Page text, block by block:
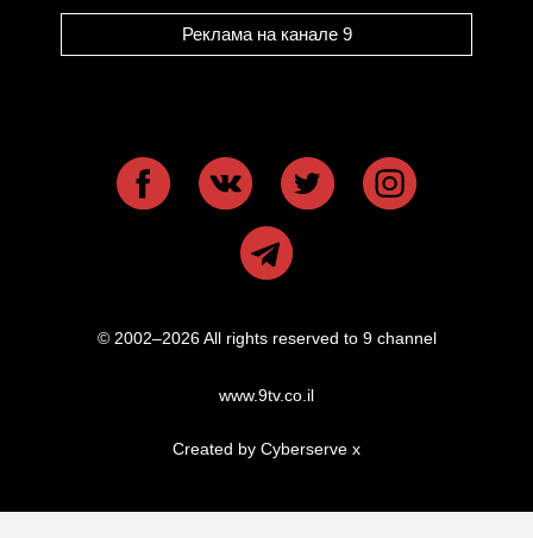
Реклама на канале 9
© 2002–2026 All rights reserved to 9 channel
www.9tv.co.il
Created by Cyberserve x